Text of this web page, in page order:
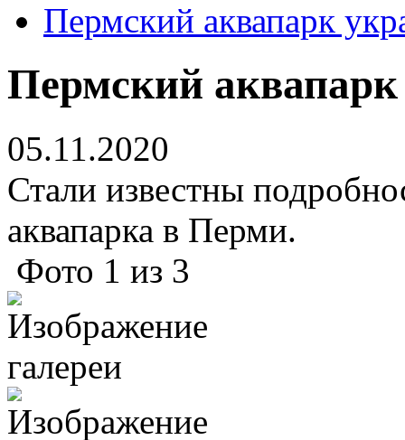
Пермский аквапарк
Пермский
05.11.2020
Стали известны
аквапарка в Перми.
Фото 1 из 3